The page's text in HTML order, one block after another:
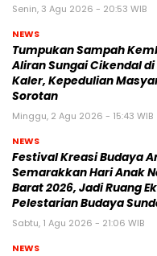
Senin, 3 Agu 2026 - 20:53 WIB
NEWS
Tumpukan Sampah
Aliran Sungai Cikendal
Kaler, Kepedulian
Sorotan
Minggu, 2 Agu 2026 - 15:43 WIB
NEWS
Festival Kreasi Budaya
Semarakkan Hari Anak
Barat 2026, Jadi Ruang
Pelestarian Budaya
Sabtu, 1 Agu 2026 - 21:06 WIB
NEWS